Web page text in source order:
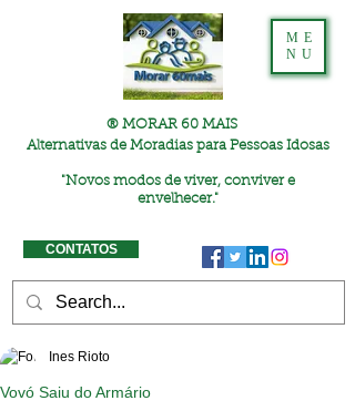
® MORAR 60 MAIS
Alternativas de Moradias para Pessoas Idosas
"Novos modos de viver, conviver e
envelhecer."
ME
NU
CONTATOS
Vovó Saiu do Armário
Ines Rioto